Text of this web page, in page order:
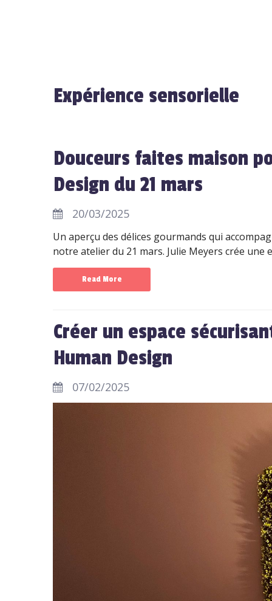
Expérience sensorielle
Douceurs faites maison
Design du 21 mars
20/03/2025
Un aperçu des délices gourmands qui
notre atelier du 21 mars. Julie Meyers crée
Read More
Créer un espace
Human Design
07/02/2025